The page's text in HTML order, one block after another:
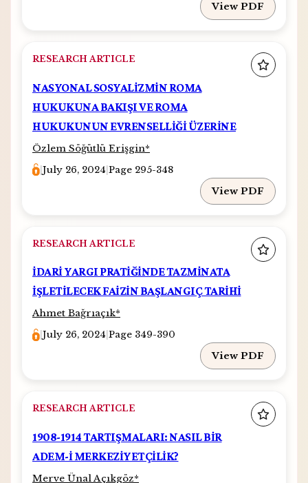
View PDF
RESEARCH ARTICLE
NASYONAL SOSYALİZMİN ROMA
HUKUKUNA BAKIŞI VE ROMA
HUKUKUNUN EVRENSELLİĞİ ÜZERİNE
Özlem Söğütlü Erişgin*
|July 26, 2024 |Page 295-348
View PDF
RESEARCH ARTICLE
İDARİ YARGI PRATİĞİNDE TAZMİNATA
İŞLETİLECEK FAİZİN BAŞLANGIÇ TARİHİ
Ahmet Bağrıaçık*
|July 26, 2024 |Page 349-390
View PDF
RESEARCH ARTICLE
1908-1914 TARTIŞMALARI: NASIL BİR
ADEM-İ MERKEZİYETÇİLİK?
Merve Ünal Açıkgöz*